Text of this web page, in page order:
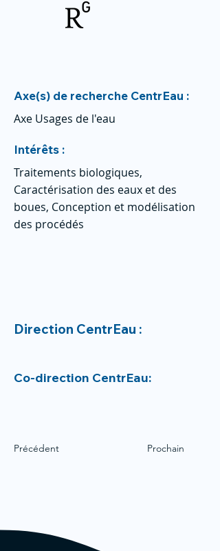
Axe(s) de recherche CentrEau :
Axe Usages de l'eau
Intérêts :
Traitements biologiques,
Caractérisation des eaux et des
boues, Conception et modélisation
des procédés
Direction CentrEau :
Co-direction CentrEau:
Précédent Prochain